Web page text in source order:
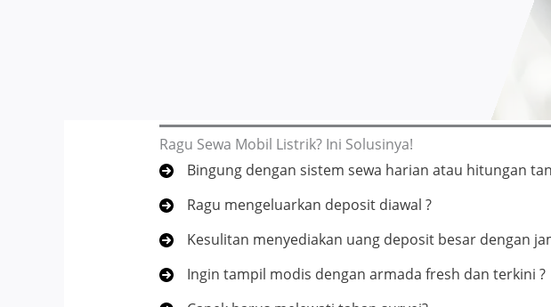
Ragu Sewa Mobil Listrik? Ini Solusinya!
Bingung dengan sistem sewa harian atau hitungan
Ragu mengeluarkan deposit diawal ?
Kesulitan menyediakan uang deposit besar dengan
Ingin tampil modis dengan armada fresh dan terkini ?